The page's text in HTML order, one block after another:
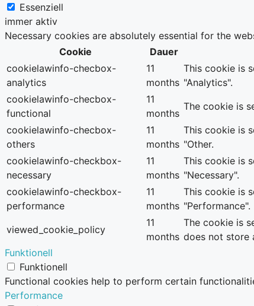
Essenziell
immer aktiv
Necessary cookies are absolutely essential for the
Cookie
Dauer
cookielawinfo-checbox-
analytics
11
months
This cookie is
"Analytics".
cookielawinfo-checbox-
functional
11
months
The cookie is
cookielawinfo-checbox-
others
11
months
This cookie is
"Other.
cookielawinfo-checkbox-
necessary
11
months
This cookie is
"Necessary".
cookielawinfo-checkbox-
performance
11
months
This cookie is
"Performance".
viewed_cookie_policy
11
months
The cookie is
does not store
Funktionell
Funktionell
Functional cookies help to perform certain
Performance